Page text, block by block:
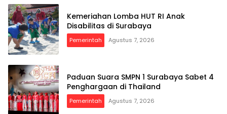
Kemeriahan Lomba HUT RI Anak
Disabilitas di Surabaya
Pemerintah Agustus 7, 2026
Paduan Suara SMPN 1 Surabaya Sabet 4
Penghargaan di Thailand
Pemerintah Agustus 7, 2026